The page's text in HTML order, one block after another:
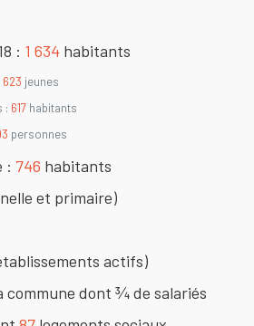
: 1 634 habitants
623 jeunes
: 617habitants
personnes
: 746 habitants
et primaire)
actifs)
commune dont ¾ de salariés